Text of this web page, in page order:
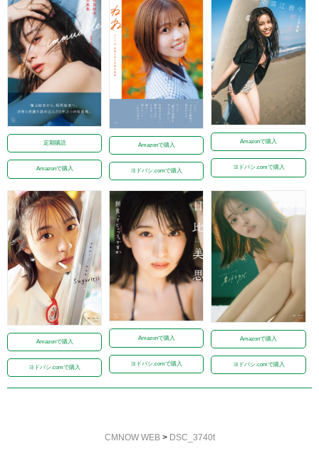
定期購読
Amazonで購入
Amazonで購入
ヨドバシ.comで購入
Amazonで購入
ヨドバシ.comで購入
Amazonで購入
ヨドバシ.comで購入
Amazonで購入
ヨドバシ.comで購入
Amazonで購入
ヨドバシ.comで購入
CMNOW WEB> DSC_3740t